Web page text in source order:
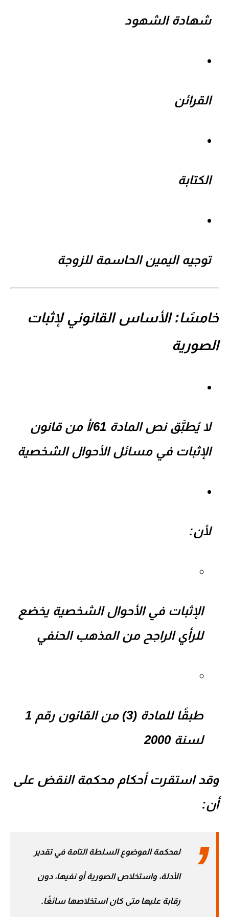
شهادة الشهود
القرائن
الكتابة
توجيه اليمين الحاسمة للزوجة
خامسًا: الأساس القانوني لإثبات
الصورية
لا يُطبَّق نص المادة 61/أ من قانون
الإثبات في مسائل الأحوال الشخصية
لأن:
الإثبات في الأحوال الشخصية يخضع
للرأي الراجح منالمذهب الحنفي
طبقًا للمادة (3) من القانون رقم 1
لسنة 2000
وقد استقرت أحكاممحكمة النقض على
أن:
لمحكمة الموضوع السلطة التامة في تقدير
الأدلة، واستخلاص الصورية أو نفيها، دون
رقابة عليها متى كان استخلاصها سائغًا.